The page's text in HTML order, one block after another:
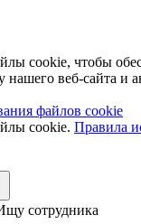
cookie, чтобы
веб-сайта и
файлов cookie
cookie. Правила
сотрудника